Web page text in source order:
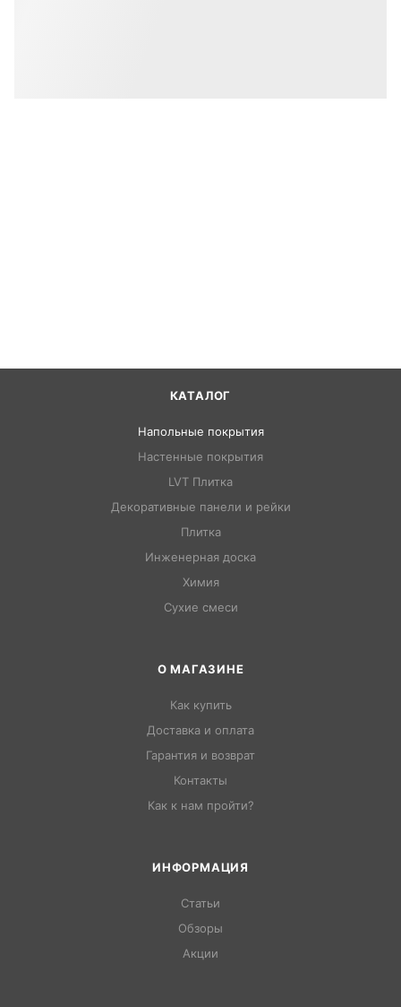
КАТАЛОГ
Напольные покрытия
Настенные покрытия
LVT Плитка
Декоративные панели и рейки
Плитка
Инженерная доска
Химия
Сухие смеси
О МАГАЗИНЕ
Как купить
Доставка и оплата
Гарантия и возврат
Контакты
Как к нам пройти?
ИНФОРМАЦИЯ
Статьи
Обзоры
Акции